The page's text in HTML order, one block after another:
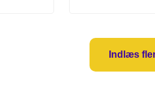
Indlæs